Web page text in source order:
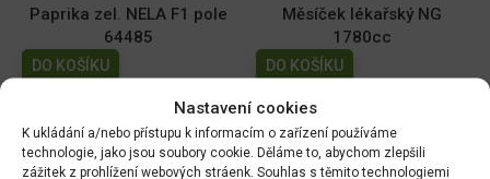
Nastavení cookies
K ukládání a/nebo přístupu k informacím o zařízení používáme
technologie, jako jsou soubory cookie. Děláme to, abychom zlepšili
zážitek z prohlížení webových stráenk. Souhlas s těmito technologiemi
Paprika zel. NELA F1 pole
64485
DO KOŠÍKU
Měsíček lékařský NG
1780cc
DO KOŠÍKU
Dobrá semena - Kiwano -
africká okurka 10s 2257
Dobrá semena - Sója
Edamame - Chiba Green